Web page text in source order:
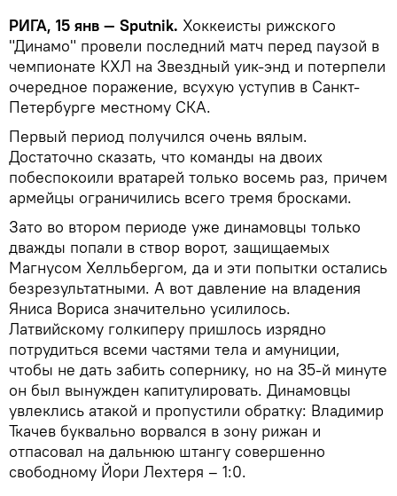
РИГА, 15 янв — Sputnik. Хоккеисты рижского
"Динамо" провели последний матч перед паузой в
чемпионате КХЛ на Звездный уик-энд и потерпели
очередное поражение, всухую уступив в Санкт-
Петербурге местному СКА.
Первый период получился очень вялым.
Достаточно сказать, что команды на двоих
побеспокоили вратарей только восемь раз, причем
армейцы ограничились всего тремя бросками.
Зато во втором периоде уже динамовцы только
дважды попали в створ ворот, защищаемых
Магнусом Хелльбергом, да и эти попытки остались
безрезультатными. А вот давление на владения
Яниса Вориса значительно усилилось.
Латвийскому голкиперу пришлось изрядно
потрудиться всеми частями тела и амуниции,
чтобы не дать забить сопернику, но на 35-й минуте
он был вынужден капитулировать. Динамовцы
увлеклись атакой и пропустили обратку: Владимир
Ткачев буквально ворвался в зону рижан и
отпасовал на дальнюю штангу совершенно
свободному Йори Лехтеря – 1:0.